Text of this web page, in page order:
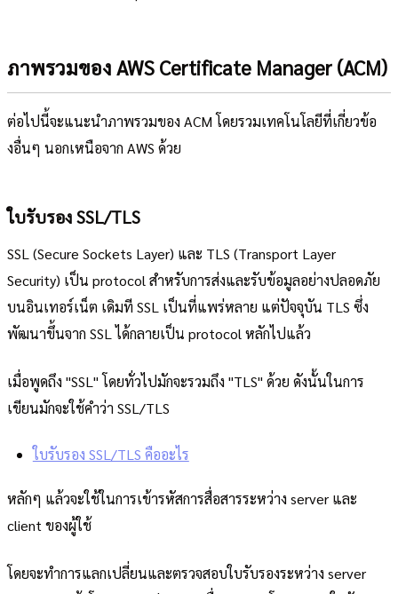
ภาพรวมของ AWS Certificate Manager (ACM)
ต่อไปนี้จะแนะนำภาพรวมของ ACM โดยรวมเทคโนโลยีที่เกี่ยวข้อ
งอื่นๆ นอกเหนือจาก AWS ด้วย
ใบรับรอง SSL/TLS
SSL (Secure Sockets Layer) และ TLS (Transport Layer
Security) เป็น protocol สำหรับการส่งและรับข้อมูลอย่างปลอดภัย
บนอินเทอร์เน็ต เดิมที SSL เป็นที่แพร่หลาย แต่ปัจจุบัน TLS ซึ่ง
พัฒนาขึ้นจาก SSL ได้กลายเป็น protocol หลักไปแล้ว
เมื่อพูดถึง "SSL" โดยทั่วไปมักจะรวมถึง "TLS" ด้วย ดังนั้นในการ
เขียนมักจะใช้คำว่า SSL/TLS
ใบรับรอง SSL/TLS คืออะไร
หลักๆ แล้วจะใช้ในการเข้ารหัสการสื่อสารระหว่าง server และ
client ของผู้ใช้
โดยจะทำการแลกเปลี่ยนและตรวจสอบใบรับรองระหว่าง server